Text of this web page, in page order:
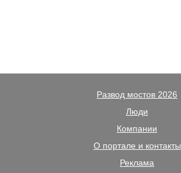
Развод мостов 2026
Люди
Компании
О портале и контакты
Реклама